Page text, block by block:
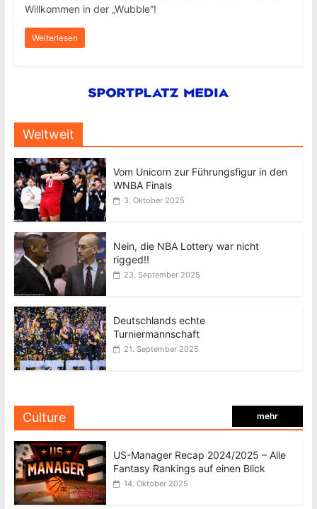
Willkommen in der „Wubble“!
Weiterlesen
Weltweit
Vom Unicorn zur Führungsfigur in den
WNBA Finals
3. Oktober 2025
Nein, die NBA Lottery war nicht
rigged!!
23. September 2025
Deutschlands echte
Turniermannschaft
21. September 2025
Culture mehr
US-Manager Recap 2024/2025 – Alle
Fantasy Rankings auf einen Blick
14. Oktober 2025